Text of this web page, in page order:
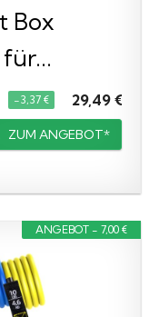
Box
−3,37 € 29,49 €
ZUM ANGEBOT*
ANGEBOT - 7,00 €